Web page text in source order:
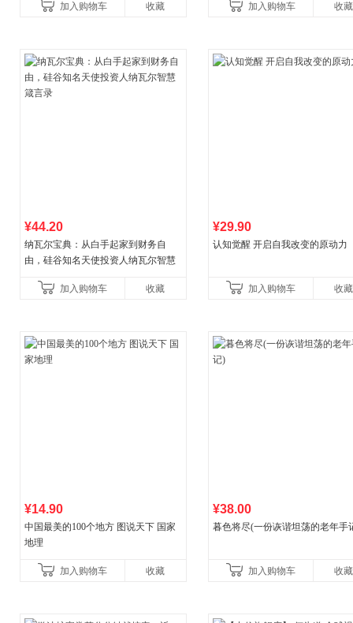
养好品质，发现快
加入购物车 收藏 加入购物车 收藏
¥44.20
纳瓦尔宝典：从白手起家到财务自
由，硅谷知名天使投资人纳瓦尔智慧
加入购物车
收藏
¥29.90
认知觉醒 开启自我改变的原动力
加入购物车 收藏
¥14.90
中国最美的100个地方 图说天下 国家
地理
加入购物车 收藏
¥38.00
暮色将尽(一份诙谐坦荡的老年手
加入购物车 收藏